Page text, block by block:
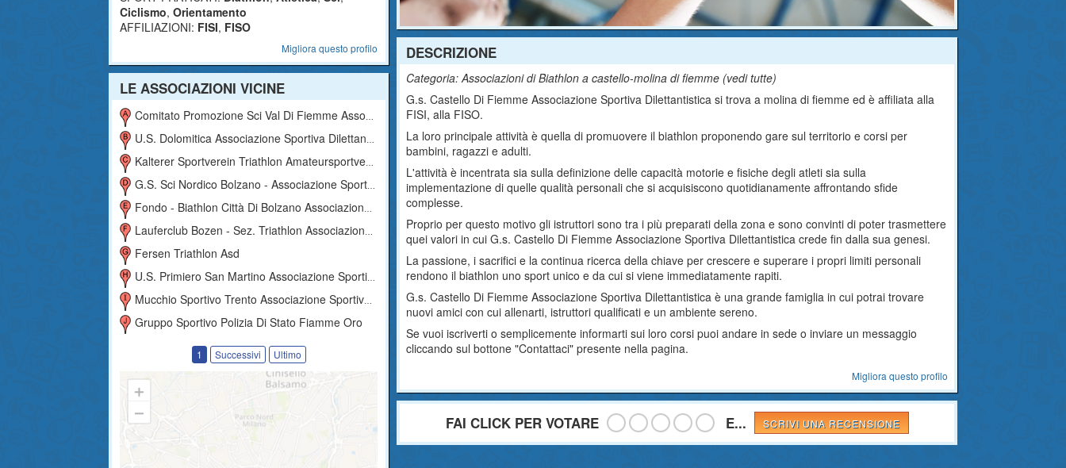
Ciclismo, Orientamento
AFFILIAZIONI: FISI, FISO
Migliora questo profilo
LE ASSOCIAZIONI VICINE
Comitato Promozione Sci Val Di Fiemme Associazione Sportiva A Scopo Dilettantistico Non Riconosciuta
U.s. Dolomitica Associazione Sportiva Dilettantistica
Kalterer Sportverein Triathlon Amateursportverein - Associazione Sportiva Dilettantistica
G.s. Sci Nordico Bolzano - Associazione Sportiva Dilettantistica
Fondo - Biathlon Città Di Bolzano Associazione Sportiva Dilettantistica
Lauferclub Bozen - Sez. Triathlon Associazione Sportiva Dilettantistica
Fersen Triathlon Asd
U.s. Primiero San Martino Associazione Sportiva Dilettantistica
Mucchio Sportivo Trento Associazione Sportiva Dilettantistica
Gruppo Sportivo Polizia Di Stato Fiamme Oro
1 Successivi Ultimo
DESCRIZIONE
Categoria: Associazioni di Biathlon a castello-molina di fiemme (vedi tutte)
G.s. Castello Di Fiemme Associazione Sportiva Dilettantistica si trova a molina di fiemme ed è affiliata alla
FISI, alla FISO.
La loro principale attività è quella di promuovere il biathlon proponendo gare sul territorio e corsi per
bambini, ragazzi e adulti.
L'attività è incentrata sia sulla definizione delle capacità motorie e fisiche degli atleti sia sulla
implementazione di quelle qualità personali che si acquisiscono quotidianamente affrontando sfide
complesse.
Proprio per questo motivo gli istruttori sono tra i più preparati della zona e sono convinti di poter trasmettere
quei valori in cui G.s. Castello Di Fiemme Associazione Sportiva Dilettantistica crede fin dalla sua genesi.
La passione, i sacrifici e la continua ricerca della chiave per crescere e superare i propri limiti personali
rendono il biathlon uno sport unico e da cui si viene immediatamente rapiti.
G.s. Castello Di Fiemme Associazione Sportiva Dilettantistica è una grande famiglia in cui potrai trovare
nuovi amici con cui allenarti, istruttori qualificati e un ambiente sereno.
Se vuoi iscriverti o semplicemente informarti sui loro corsi puoi andare in sede o inviare un messaggio
cliccando sul bottone "Contattaci" presente nella pagina.
Migliora questo profilo
FAI CLICK PER VOTARE E... SCRIVI UNA RECENSIONE